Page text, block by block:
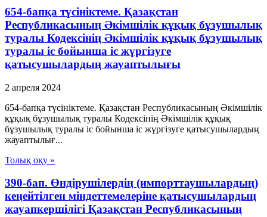
654-бапқа түсініктеме. Қазақстан
Республикасының Әкімшілік құқық бұзушылық
туралы Кодексінің Әкімшілік құқық бұзушылық
туралы іс бойынша іс жүргізуге
қатысушылардың жауаптылығы
2 апреля 2024
654-бапқа түсініктеме. Қазақстан Республикасының Әкімшілік
құқық бұзушылық туралы Кодексінің Әкімшілік құқық
бұзушылық туралы іс бойынша іс жүргізуге қатысушылардың
жауаптылығ...
Толық оқу »
390-бап. Өндірушілердің (импорттаушылардың)
кеңейтілген міндеттемелеріне қатысушылардың
жауапкершілігі Қазақстан Республикасының